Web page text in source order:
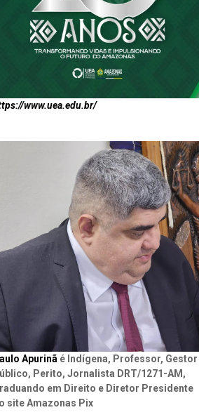
www.uea.edu.br/
Apurinã é Indígena, Professor, Gestor
Perito, Jornalista DRT/1271-AM,
em Direito e Diretor Presidente
site Amazonas Pix